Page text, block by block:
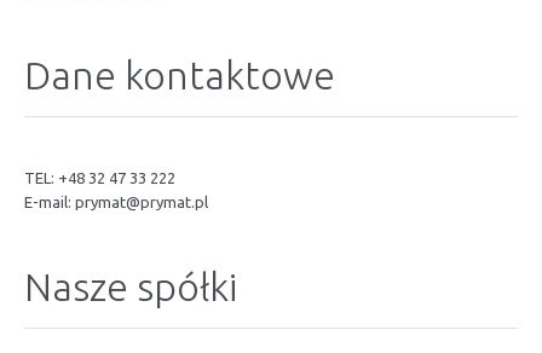
Dane kontaktowe
TEL: +48 32 47 33 222
E-mail: prymat@prymat.pl
Nasze spółki